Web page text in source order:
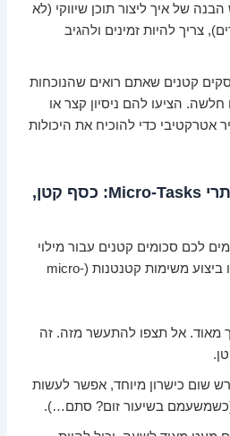
הבנה של איך ליצור תוכן שיווקי (לא
צריך להיות זמינים ולהגיב
קטנים שאתם רואים שהנוכחות
הציעו להם ניסיון קצר או
אטרקטיבי כדי להוכיח את היכולות
3. סקרים בתשלום ואתרי Micro-Tasks: כסף קטן,
לכם סכומים קטנים עבור מילוי
סקרים, צפייה בפרסומות, או ביצוע משימות קטנטנות (micro-
מאוד. אל תצפו להתעשר מזה. זה
שום כישרון מיוחד, אפשר לעשות
(כשמשעמם בשיעור זום? סתם…).